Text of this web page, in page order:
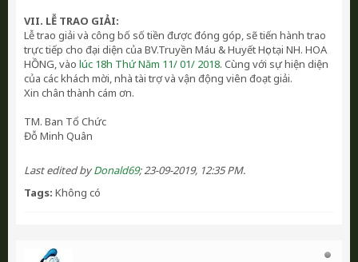
VII. LỄ TRAO GIẢI:
Lễ trao giải và công bố số tiền được đóng góp, sẽ tiến hành trao
trực tiếp cho đại diện của BV.Truyền Máu & Huyết Học tại NH. HOA
HỒNG, vào lúc 18h Thứ Năm 11/ 01/ 2018. Cùng với sự hiện diện
của các khách mời, nhà tài trợ và vận động viên đoạt giải.
Xin chân thành cám ơn.
TM. Ban Tổ Chức
Đỗ Minh Quân
Last edited byDonald69;23-09-2019, 12:35 PM.
Tags: Không có